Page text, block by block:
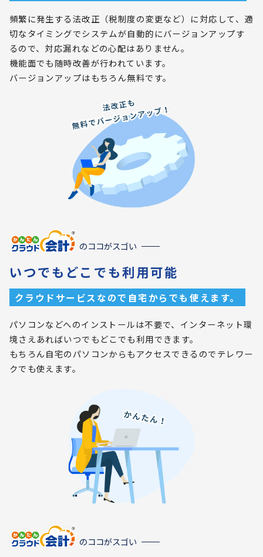
頻繁に発生する法改正（税制度の変更など）に対応して、適
切なタイミングでシステムが自動的にバージョンアップす
るので、対応漏れなどの心配はありません。
機能面でも随時改善が行われています。
バージョンアップはもちろん無料です。
のココがスゴい
いつでもどこでも利用可能
クラウドサービスなので自宅からでも使えます。
パソコンなどへのインストールは不要で、インターネット環
境さえあればいつでもどこでも利用できます。
もちろん自宅のパソコンからもアクセスできるのでテレワー
クでも使えます。
のココがスゴい